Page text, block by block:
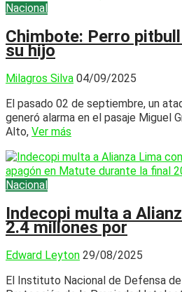
Nacional
Chimbote: Perro
su hijo
Milagros Silva 04/09/2025
El pasado 02 de septiembre, un
generó alarma en el pasaje Miguel
Alto, Ver más
Nacional
Indecopi multa a
2.4 millones por
Edward Leyton 29/08/2025
El Instituto Nacional de Defensa